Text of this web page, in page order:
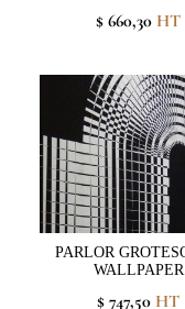
$ 660,30 HT
PARLOR
WALLPAPER
$ 747,50 HT